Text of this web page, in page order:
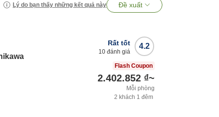
Lý do bạn thấy những kết quả này Đề xuất
4.2
Rất tốt
10 đánh giá
Flash Coupon
2.402.852 ₫~
Mỗi phòng
2 khách 1 đêm